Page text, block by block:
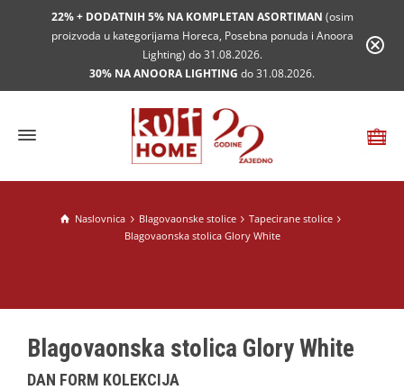
22% + DODATNIH 5% NA KOMPLETAN ASORTIMAN (osim
proizvoda u kategorijama Horeca, Posebna ponuda i Anoora
Lighting) do 31.08.2026.
30% NA ANOORA LIGHTING do 31.08.2026.
Naslovnica Blagovaonske stolice
Tapecirane stolice
Blagovaonska stolica Glory White
Blagovaonska stolica Glory White
DAN FORM KOLEKCIJA